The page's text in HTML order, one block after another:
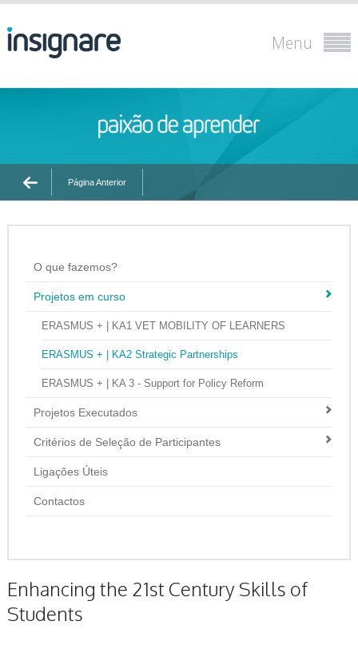
Menu
Página Anterior
O que fazemos?
Projetos em curso
ERASMUS + | KA1 VET MOBILITY OF LEARNERS
ERASMUS + | KA2 Strategic Partnerships
ERASMUS + | KA 3 - Support for Policy Reform
Projetos Executados
Critérios de Seleção de Participantes
Ligações Úteis
Contactos
Enhancing the 21st Century Skills of
Students